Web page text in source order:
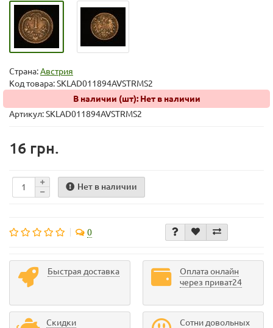
Страна:Австрия
Код товара:SKLAD011894AVSTRMS2
В наличии (шт): Нет в наличии
Артикул: SKLAD011894AVSTRMS2
16 грн.
Нет в наличии
0
Быстрая доставка
Оплата онлайн
через приват24
Скидки
Сотни довольных